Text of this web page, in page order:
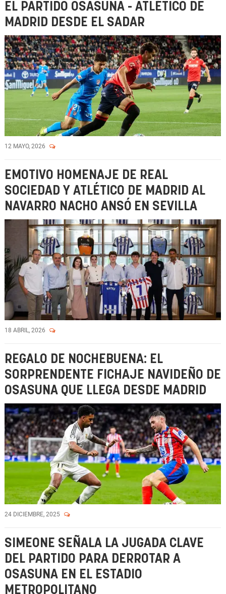
EL PARTIDO OSASUNA - ATLÉTICO DE
MADRID DESDE EL SADAR
12 MAYO, 2026
EMOTIVO HOMENAJE DE REAL
SOCIEDAD Y ATLÉTICO DE MADRID AL
NAVARRO NACHO ANSÓ EN SEVILLA
18 ABRIL, 2026
REGALO DE NOCHEBUENA: EL
SORPRENDENTE FICHAJE NAVIDEÑO DE
OSASUNA QUE LLEGA DESDE MADRID
24 DICIEMBRE, 2025
SIMEONE SEÑALA LA JUGADA CLAVE
DEL PARTIDO PARA DERROTAR A
OSASUNA EN EL ESTADIO
METROPOLITANO